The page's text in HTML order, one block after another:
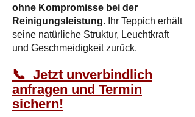
ohne Kompromisse bei der
Reinigungsleistung. Ihr Teppich erhält
seine natürliche Struktur, Leuchtkraft
und Geschmeidigkeit zurück.​
📞 Jetzt unverbindlich
anfragen und Termin
sichern!